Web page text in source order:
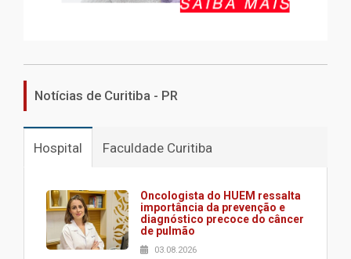
Notícias de Curitiba - PR
Hospital Faculdade Curitiba
Oncologista do HUEM ressalta
importância da prevenção e
diagnóstico precoce do câncer
de pulmão
03.08.2026